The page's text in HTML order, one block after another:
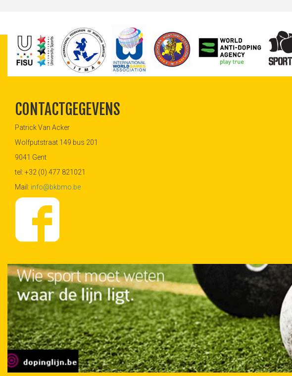
CONTACTGEGEVENS
Patrick Van Acker
Wolfputstraat 149 bus 201
9041 Gent
tel: +32 (0) 477 821021
Mail: info@bkbmo.be